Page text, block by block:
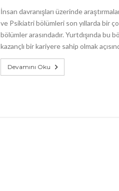
İnsan davranışları üzerinde
ve Psikiatri bölümleri son yıllarda bir
bölümler arasındadır. Yurtdışında bu
kazançlı bir kariyere sahip olmak
Devamını Oku